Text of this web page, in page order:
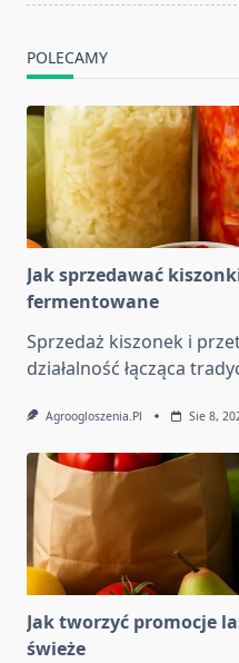
POLECAMY
Jak sprzedawać
fermentowane
Sprzedaż kiszonek i
działalność łącząca
Agroogloszenia.pl Sie 8,
Jak tworzyć promocje
świeże